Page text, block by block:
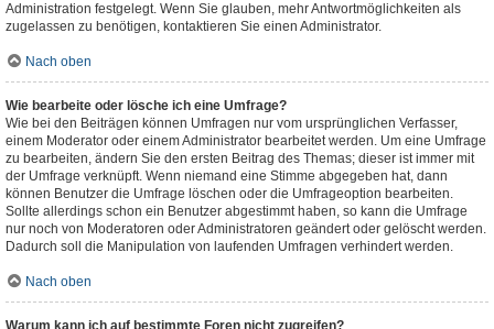
Administration festgelegt. Wenn Sie glauben, mehr Antwortmöglichkeiten als
zugelassen zu benötigen, kontaktieren Sie einen Administrator.
Nach oben
Wie bearbeite oder lösche ich eine Umfrage?
Wie bei den Beiträgen können Umfragen nur vom ursprünglichen Verfasser,
einem Moderator oder einem Administrator bearbeitet werden. Um eine Umfrage
zu bearbeiten, ändern Sie den ersten Beitrag des Themas; dieser ist immer mit
der Umfrage verknüpft. Wenn niemand eine Stimme abgegeben hat, dann
können Benutzer die Umfrage löschen oder die Umfrageoption bearbeiten.
Sollte allerdings schon ein Benutzer abgestimmt haben, so kann die Umfrage
nur noch von Moderatoren oder Administratoren geändert oder gelöscht werden.
Dadurch soll die Manipulation von laufenden Umfragen verhindert werden.
Nach oben
Warum kann ich auf bestimmte Foren nicht zugreifen?